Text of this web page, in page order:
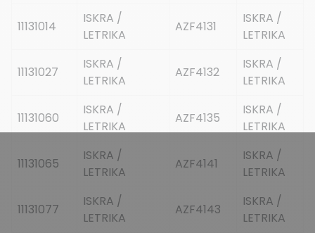
11131014
ISKRA /
LETRIKA
AZF4131
ISKRA /
LETRIKA
11131027
ISKRA /
LETRIKA
AZF4132
ISKRA /
LETRIKA
11131060
ISKRA /
LETRIKA
AZF4135
ISKRA /
LETRIKA
11131065
ISKRA /
LETRIKA
AZF4141
ISKRA /
LETRIKA
11131077
ISKRA /
LETRIKA
AZF4143
ISKRA /
LETRIKA